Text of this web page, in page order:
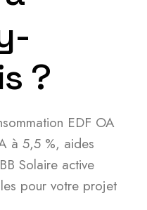
?
EDF OA
à 5,5 %, aides
Solaire active
pour votre projet